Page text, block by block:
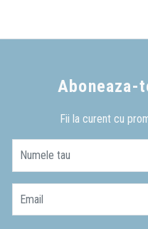
Aboneaza-
Fii la curent cu
Numele tau
Email